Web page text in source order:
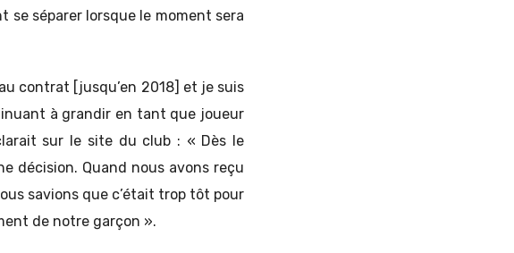
se séparer lorsque le moment sera
contrat [jusqu’en 2018] et je suis
à grandir en tant que joueur
sur le site du club : « Dès le
décision. Quand nous avons reçu
savions que c’était trop tôt pour
de notre garçon ».